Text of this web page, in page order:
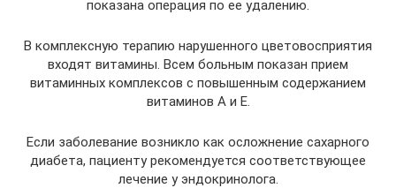
показана операция по ее удалению.
В комплексную терапию нарушенного цветовосприятия
входят витамины. Всем больным показан прием
витаминных комплексов с повышенным содержанием
витаминов А и Е.
Если заболевание возникло как осложнение сахарного
диабета, пациенту рекомендуется соответствующее
лечение у эндокринолога.